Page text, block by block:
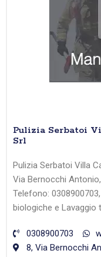
Pulizia Serbatoi
Srl
Pulizia Serbatoi Villa
Via Bernocchi
Telefono:
biologiche e Lavaggio
0308900703
8, Via Bernocchi